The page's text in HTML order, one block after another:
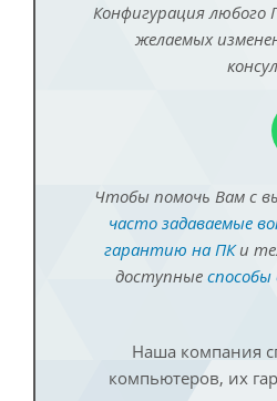
Конфигурация любого
желаемых
Чтобы помочь Вам с
часто задаваемые
гарантию на ПКи
доступные
Наша компания
компьютеров, их